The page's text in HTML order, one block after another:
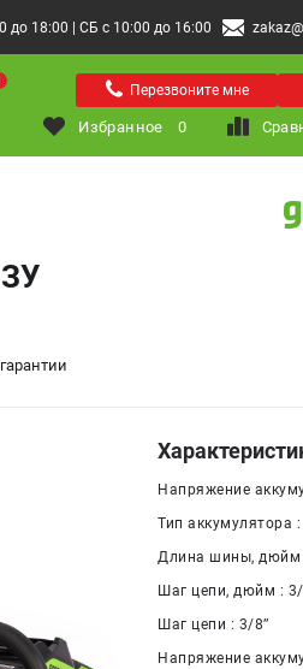
до 18:00 | СБ с 10:00 до 16:00
Перезвоните мне
Избранное 0
Напряжение
Тип аккумулятора :
Длина шины, дюйм
Шаг цепи, дюйм : 3/
Шаг цепи : 3/8’’
Напряжение